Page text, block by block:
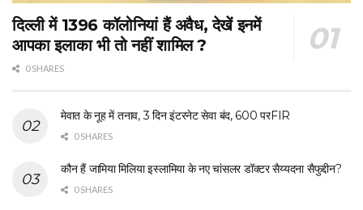
दिल्ली में 1396 कॉलोनियां हैं अवैध, देखें इनमें
आपका इलाका भी तो नहीं शामिल ?
0 SHARES
मेवात के नूह में तनाव, 3 दिन इंटरनेट सेवा बंद, 600 परFIR
0 SHARES
कौन हैं जामिया मिलिया इस्लामिया के नए चांसलर डॉक्टर सैय्यदना सैफुद्दीन?
0 SHARES